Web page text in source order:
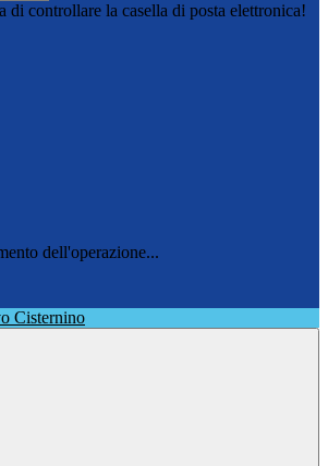
di controllare la casella di posta elettronica!
dell'operazione...